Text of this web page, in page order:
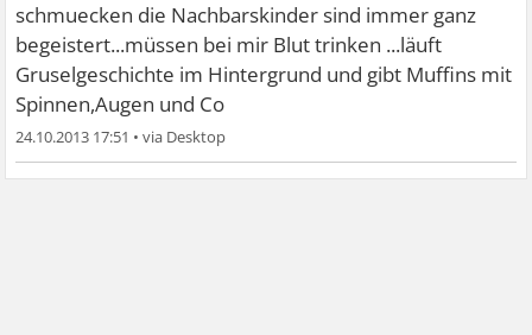
schmuecken die Nachbarskinder sind immer ganz
begeistert...müssen bei mir Blut trinken ...läuft
Gruselgeschichte im Hintergrund und gibt Muffins mit
Spinnen,Augen und Co
24.10.2013 17:51 •